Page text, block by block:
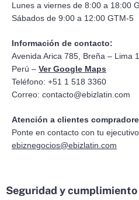
Lunes a viernes de 8:00 a 18:00
Sábados de 9:00 a 12:00 GTM-5
Información de contacto:
Avenida Arica 785, Breña – Lima
Perú – Ver Google Maps
Teléfono: +51 1 518 3360
Correo: contacto@ebizlatin.com
Atención a clientes
Ponte en contacto con tu
ebiznegocios@ebizlatin.com
Seguridad y